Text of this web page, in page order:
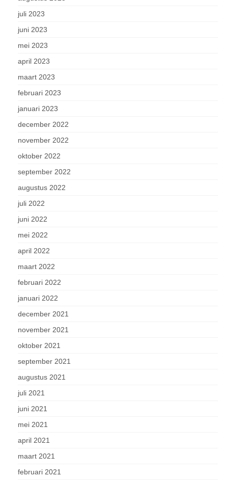
juli 2023
juni 2023
mei 2023
april 2023
maart 2023
februari 2023
januari 2023
december 2022
november 2022
oktober 2022
september 2022
augustus 2022
juli 2022
juni 2022
mei 2022
april 2022
maart 2022
februari 2022
januari 2022
december 2021
november 2021
oktober 2021
september 2021
augustus 2021
juli 2021
juni 2021
mei 2021
april 2021
maart 2021
februari 2021